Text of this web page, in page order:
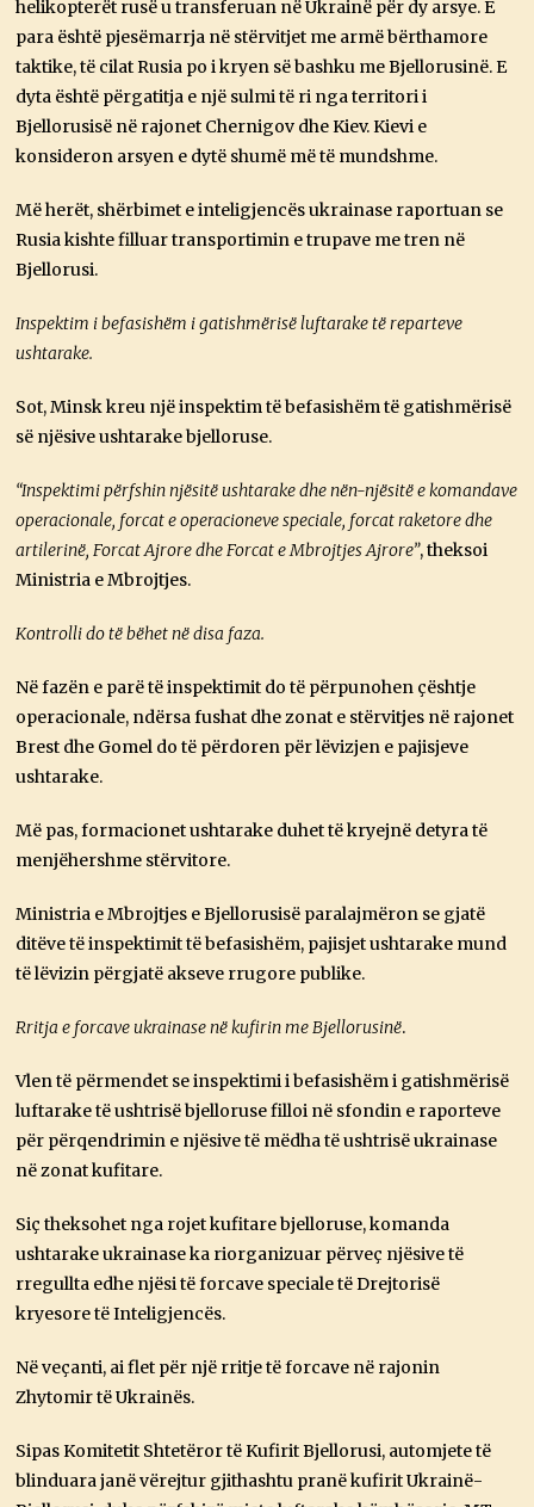
helikopterët rusë u transferuan në Ukrainë për dy arsye. E
para është pjesëmarrja në stërvitjet me armë bërthamore
taktike, të cilat Rusia po i kryen së bashku me Bjellorusinë. E
dyta është përgatitja e një sulmi të ri nga territori i
Bjellorusisë në rajonet Chernigov dhe Kiev. Kievi e
konsideron arsyen e dytë shumë më të mundshme.
Më herët, shërbimet e inteligjencës ukrainase raportuan se
Rusia kishte filluar transportimin e trupave me tren në
Bjellorusi.
Inspektim i befasishëm i gatishmërisë luftarake të reparteve
ushtarake.
Sot, Minsk kreu një inspektim të befasishëm të gatishmërisë
së njësive ushtarake bjelloruse.
“Inspektimi përfshin njësitë ushtarake dhe nën-njësitë e komandave
operacionale, forcat e operacioneve speciale, forcat raketore dhe
artilerinë, Forcat Ajrore dhe Forcat e Mbrojtjes Ajrore”, theksoi
Ministria e Mbrojtjes.
Kontrolli do të bëhet në disa faza.
Në fazën e parë të inspektimit do të përpunohen çështje
operacionale, ndërsa fushat dhe zonat e stërvitjes në rajonet
Brest dhe Gomel do të përdoren për lëvizjen e pajisjeve
ushtarake.
Më pas, formacionet ushtarake duhet të kryejnë detyra të
menjëhershme stërvitore.
Ministria e Mbrojtjes e Bjellorusisë paralajmëron se gjatë
ditëve të inspektimit të befasishëm, pajisjet ushtarake mund
të lëvizin përgjatë akseve rrugore publike.
Rritja e forcave ukrainase në kufirin me Bjellorusinë.
Vlen të përmendet se inspektimi i befasishëm i gatishmërisë
luftarake të ushtrisë bjelloruse filloi në sfondin e raporteve
për përqendrimin e njësive të mëdha të ushtrisë ukrainase
në zonat kufitare.
Siç theksohet nga rojet kufitare bjelloruse, komanda
ushtarake ukrainase ka riorganizuar përveç njësive të
rregullta edhe njësi të forcave speciale të Drejtorisë
kryesore të Inteligjencës.
Në veçanti, ai flet për një rritje të forcave në rajonin
Zhytomir të Ukrainës.
Sipas Komitetit Shtetëror të Kufirit Bjellorusi, automjete të
blinduara janë vërejtur gjithashtu pranë kufirit Ukrainë-